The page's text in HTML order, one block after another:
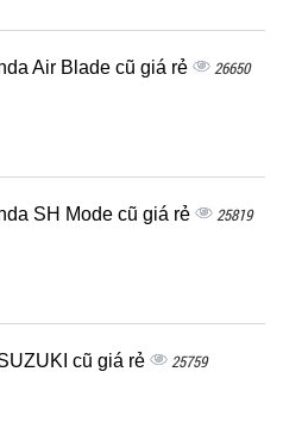
Air Blade cũ giá rẻ 26650
SH Mode cũ giá rẻ 25819
cũ giá rẻ 25759